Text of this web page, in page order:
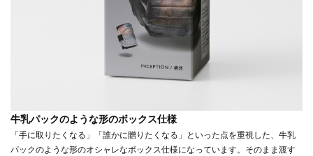
牛乳パックのような形のボックス仕様
「手に取りたくなる」「誰かに贈りたくなる」といった点を重視した、牛乳
パックのような形のオシャレなボックス仕様になっています。そのまま渡す